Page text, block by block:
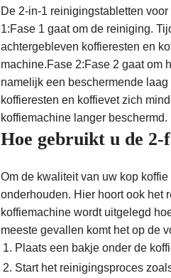
De 2-in-1 reinigingstabletten
1:Fase 1 gaat om de reiniging.
achtergebleven koffieresten en
machine.Fase 2:Fase 2 gaat om
namelijk een beschermende
koffieresten en koffievet zich
koffiemachine langer beschermd.
Hoe gebruikt u de
Om de kwaliteit van uw kop
onderhouden. Hier hoort ook het
koffiemachine wordt uitgelegd
meeste gevallen komt het op de
Plaats een bakje onder de
Start het reinigingsproces